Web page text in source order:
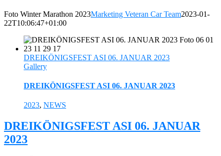
Foto Winter Marathon 2023Marketing Veteran Car Team2023-01-
22T10:06:47+01:00
DREIKÖNIGSFEST ASI 06. JANUAR 2023
Gallery
DREIKÖNIGSFEST ASI 06. JANUAR 2023
2023, NEWS
DREIKÖNIGSFEST ASI 06. JANUAR
2023